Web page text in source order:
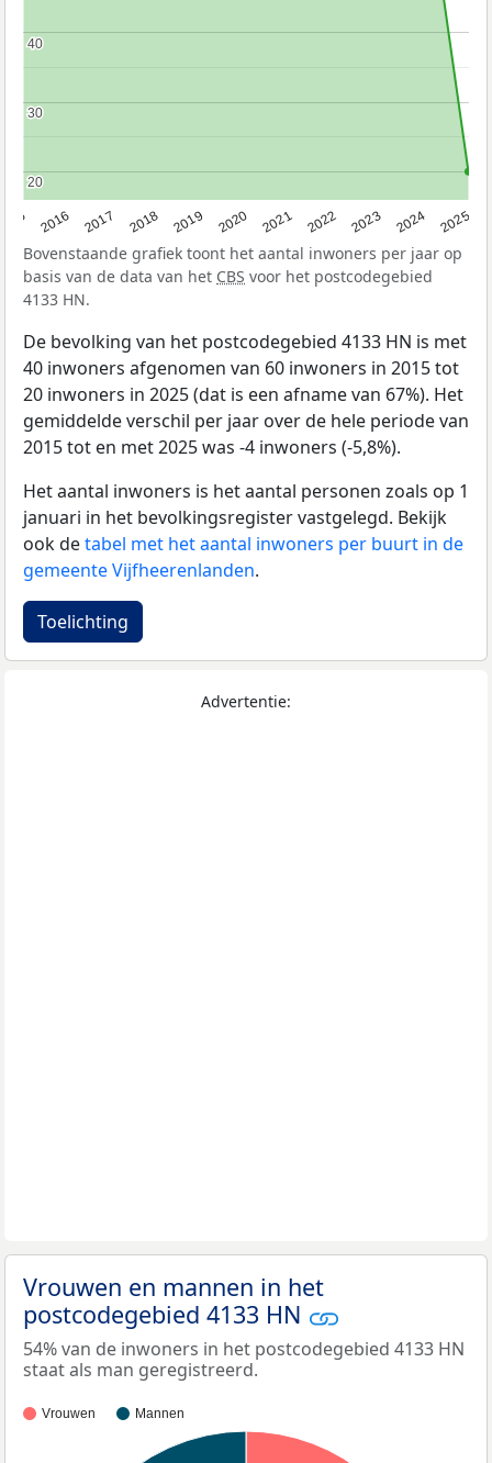
2016 2017 2018 2019 2020 2021 2022 2023 2024 2025
20
20
30
30
40
40
Bovenstaande grafiek toont het aantal inwoners per jaar op
basis van de data van het CBS voor het postcodegebied
4133 HN.
De bevolking van het postcodegebied 4133 HN is met
40 inwoners afgenomen van 60 inwoners in 2015 tot
20 inwoners in 2025 (dat is een afname van 67%). Het
gemiddelde verschil per jaar over de hele periode van
2015 tot en met 2025 was -4 inwoners (-5,8%).
Het aantal inwoners is het aantal personen zoals op 1
januari in het bevolkingsregister vastgelegd. Bekijk
ook detabel met het aantal inwoners per buurt in de
gemeente Vijfheerenlanden.
Toelichting
Advertentie:
Vrouwen en mannen in het
postcodegebied 4133 HN
54% van de inwoners in het postcodegebied 4133 HN
staat als man geregistreerd.
Vrouwen Mannen